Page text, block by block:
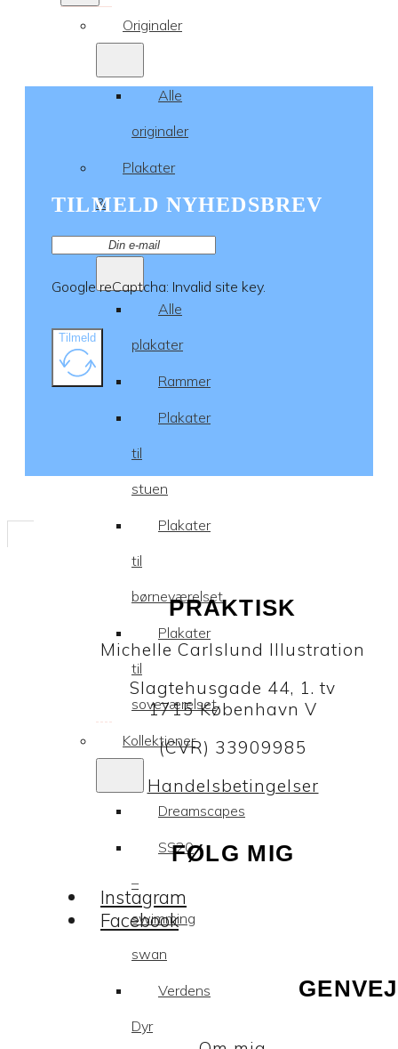
Originaler
Alle
originaler
Plakater
&
rammer
Alle
plakater
Rammer
Plakater
til
stuen
Plakater
til
børneværelset
Plakater
til
soveværelset
Kollektioner
Dreamscapes
SS20
–
swimming
swan
Verdens
Dyr
TILMELD NYHEDSBREV
Google reCaptcha: Invalid site key.
Tilmeld
PRAKTISK
Michelle Carlslund Illustration
Slagtehusgade 44, 1. tv
1715 København V
(CVR) 33909985
Handelsbetingelser
FØLG MIG
Instagram
Facebook